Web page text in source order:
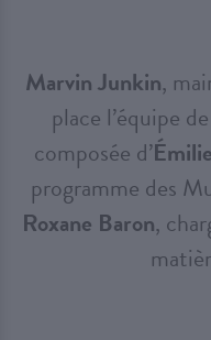
Marvin Junkin,
place l’équipe
composée d’
programme des
Roxane Baron,